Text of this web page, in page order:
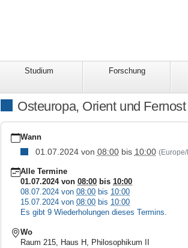
Studium Forschung
Osteuropa, Orient und
https://www.uni-
giessen.de/de/internationales/veranstaltungen/
Osteuropa,
Orient
Fernost
Osten
Wann
01.07.2024von 08:00bis 10:00
Alle Termine
01.07.2024von 08:00 bis 10:00
08.07.2024 von 08:00 bis 10:00
15.07.2024 von 08:00 bis 10:00
Es gibt 9 Wiederholungen dieses Termins.
Wo
Raum 215, Haus H, Philosophikum II